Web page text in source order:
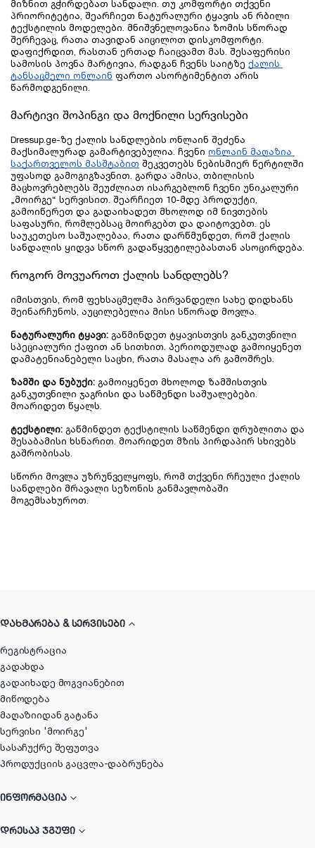
მიზნით გჭირდებათ სანდალი. თუ კომფორტი თქვენი
პრიორიტეტია, შეარჩიეთ ნატურალური ტყავის ან რბილი
ტექსტილის მოდელები. მნიშვნელოვანია ზომის სწორად
შერჩევაც, რათა თავიდან აიცილოთ დისკომფორტი.
დაფიქრდით, რასთან ერთად ჩაიცვამთ მას. შესაფერისი
სამოსის პოვნა მარტივია, რადგან ჩვენს საიტზე ქალის
ტანსაცმელი ონლაინ ფართო ასორტიმენტით არის
წარმოდგენილი.
მარტივი შოპინგი და მოქნილი სერვისები
Dressup.ge-ზე ქალის სანდლების ონლაინ შეძენა
მაქსიმალურად გამარტივებულია. ჩვენი ონლაინ მაღაზია
საქართველოს მასშტაბით შეკვეთებს ნებისმიერ წერტილში
უფასოდ გამოგიგზავნით. გარდა ამისა, თბილისის
მაცხოვრებლებს შეუძლიათ ისარგებლონ ჩვენი უნიკალური
„მოირგე“ სერვისით. შეარჩიეთ 10-მდე პროდუქტი,
გამოიწერეთ და გადაიხადეთ მხოლოდ იმ ნივთების
საფასური, რომლებსაც მოირგებთ და დაიტოვებთ. ეს
საუკეთესო საშუალებაა, რათა დარწმუნდეთ, რომ ქალის
სანდალის ყიდვა სწორ გადაწყვეტილებასთან ასოცირდება.
როგორ მოვუაროთ ქალის სანდლებს?
იმისთვის, რომ ფეხსაცმელმა პირვანდელი სახე დიდხანს
შეინარჩუნოს, აუცილებელია მისი სწორად მოვლა.
ნატურალური ტყავი: გაწმინდეთ ტყავისთვის განკუთვნილი
სპეციალური ქაფით ან სითხით. პერიოდულად გამოიყენეთ
დამატენიანებელი საცხი, რათა მასალა არ გამოშრეს.
ზამში და ნუბუქი: გამოიყენეთ მხოლოდ ზამშისთვის
განკუთვნილი ჯაგრისი და საწმენდი საშუალებები.
მოარიდეთ წყალს.
ტექსტილი: გაწმინდეთ ტექსტილის საწმენდი ღრუბლითა და
შესაბამისი ხსნარით. მოარიდეთ მზის პირდაპირ სხივებს
გაშრობისას.
სწორი მოვლა უზრუნველყოფს, რომ თქვენი რჩეული ქალის
სანდლები მრავალი სეზონის განმავლობაში
მოგემსახუროთ.
ᲓᲐᲮᲛᲐᲠᲔᲑᲐ & ᲡᲔᲠᲕᲘᲡᲔᲑᲘ
რეგისტრაცია
გადახდა
გადაიხადე მოგვიანებით
მიწოდება
მაღაზიიდან გატანა
სერვისი 'მოირგე'
სასაჩუქრე შეფუთვა
პროდუქციის გაცვლა-დაბრუნება
ᲘᲜᲤᲝᲠᲛᲐᲪᲘᲐ
ᲓᲠᲔᲡᲐᲞ ᲯᲒᲣᲤᲘ